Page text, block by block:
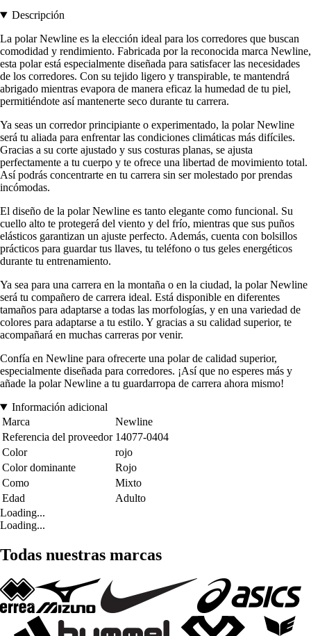
Descripción
La polar Newline es la elección ideal para los corredores que buscan
comodidad y rendimiento. Fabricada por la reconocida marca Newline,
esta polar está especialmente diseñada para satisfacer las necesidades
de los corredores. Con su tejido ligero y transpirable, te mantendrá
abrigado mientras evapora de manera eficaz la humedad de tu piel,
permitiéndote así mantenerte seco durante tu carrera.
Ya seas un corredor principiante o experimentado, la polar Newline
será tu aliada para enfrentar las condiciones climáticas más difíciles.
Gracias a su corte ajustado y sus costuras planas, se ajusta
perfectamente a tu cuerpo y te ofrece una libertad de movimiento total.
Así podrás concentrarte en tu carrera sin ser molestado por prendas
incómodas.
El diseño de la polar Newline es tanto elegante como funcional. Su
cuello alto te protegerá del viento y del frío, mientras que sus puños
elásticos garantizan un ajuste perfecto. Además, cuenta con bolsillos
prácticos para guardar tus llaves, tu teléfono o tus geles energéticos
durante tu entrenamiento.
Ya sea para una carrera en la montaña o en la ciudad, la polar Newline
será tu compañero de carrera ideal. Está disponible en diferentes
tamaños para adaptarse a todas las morfologías, y en una variedad de
colores para adaptarse a tu estilo. Y gracias a su calidad superior, te
acompañará en muchas carreras por venir.
Confía en Newline para ofrecerte una polar de calidad superior,
especialmente diseñada para corredores. ¡Así que no esperes más y
añade la polar Newline a tu guardarropa de carrera ahora mismo!
Información adicional
Marca
Newline
Referencia del proveedor 14077-0404
Color
rojo
Color dominante
Rojo
Como
Mixto
Edad
Adulto
Loading...
Loading...
Todas nuestras marcas